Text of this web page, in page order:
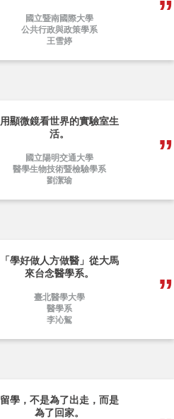
國立暨南國際大學
公共行政與政策學系
王雪婷
用顯微鏡看世界的實驗室生
活。
國立陽明交通大學
醫學生物技術暨檢驗學系
劉潔瑜
「學好做人方做醫」從大馬
來台念醫學系。
臺北醫學大學
醫學系
李沁鴽
留學，不是為了出走，而是
為了回家。